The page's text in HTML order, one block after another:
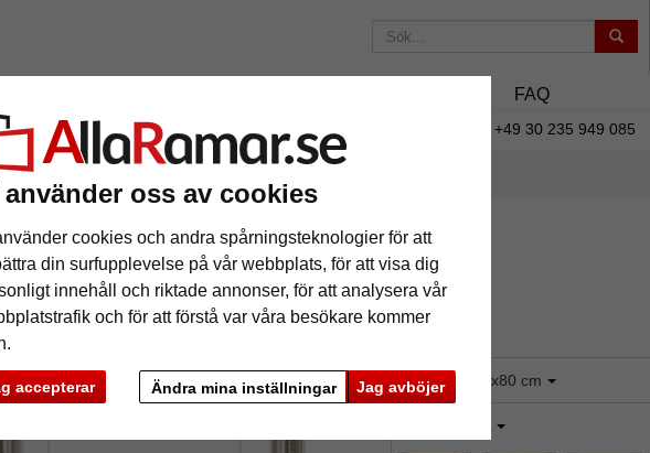
oss av cookies
cookies och andra spårningsteknologier för att
din surfupplevelse på vår webbplats, för att visa dig
innehåll och riktade annonser, för att analysera vår
och för att förstå var våra besökare kommer
accepterar Jag avböjer
Ändra mina inställningar
FAQ
kr i leveranskostnad. +49 30 235 949 085
Helena
format: 70x80 cm